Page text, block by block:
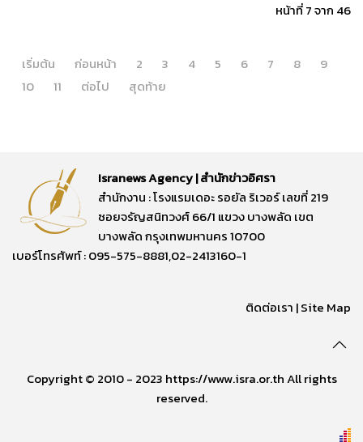
หน้าที่ 7 จาก 46
เริ่มต้น ก่อนหน้า 2 3 4 5 6 7 8
9
10
11 ต่อไป สุดท้าย
Isranews Agency | สำนักข่าวอิศรา
สำนักงาน : โรงแรมเดอะ รอยัล ริเวอร์ เลขที่ 219
ซอยจรัญสนิทวงศ์ 66/1 แขวง บางพลัด เขต
บางพลัด กรุงเทพมหานคร 10700
เบอร์โทรศัพท์ : 095-575-8881,02-2413160-1
ติดต่อเรา |Site Map
Copyright © 2010 - 2023 https://www.isra.or.th All rights
reserved.